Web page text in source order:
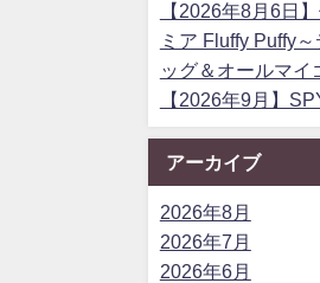
【2026年8月6日
ミア Fluffy Puffy
ッグ＆オールマイ
【2026年9月】
アーカイブ
2026年8月
2026年7月
2026年6月